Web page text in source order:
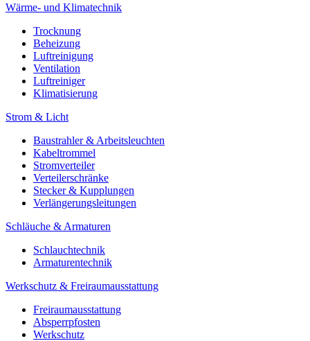
Wärme- und Klimatechnik
Trocknung
Beheizung
Luftreinigung
Ventilation
Luftreiniger
Klimatisierung
Strom & Licht
Baustrahler & Arbeitsleuchten
Kabeltrommel
Stromverteiler
Verteilerschränke
Stecker & Kupplungen
Verlängerungs­leitungen
Schläuche & Armaturen
Schlauchtechnik
Armaturentechnik
Werkschutz & Freiraumausstattung
Freiraumausstattung
Absperrpfosten
Werkschutz